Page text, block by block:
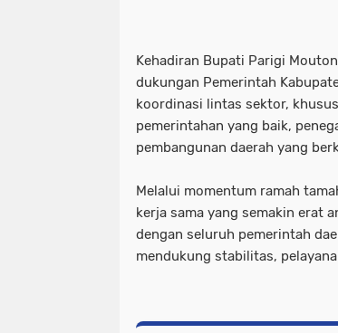
Kehadiran Bupati Parigi
dukungan Pemerintah
koordinasi lintas sektor,
pemerintahan yang baik,
pembangunan daerah yang
Melalui momentum ramah
kerja sama yang semakin erat
dengan seluruh pemerintah
mendukung stabilitas,